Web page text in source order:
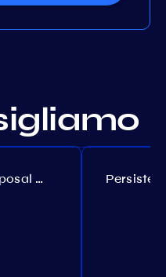
Akash governance. Proposal №308